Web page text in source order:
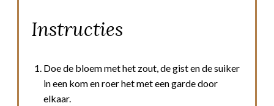
Instructies
Doe de bloem met het zout, de gist en de suiker
in een kom en roer het met een garde door
elkaar.